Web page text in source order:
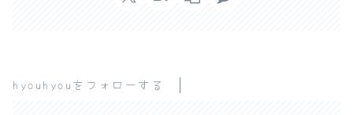
hyouhyouをフォローする